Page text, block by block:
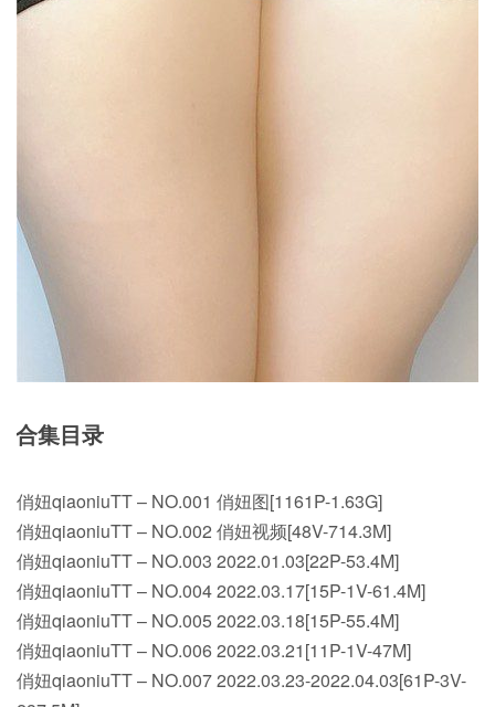
合集目录
俏妞qiaoniuTT – NO.001 俏妞图[1161P-1.63G]
俏妞qiaoniuTT – NO.002 俏妞视频[48V-714.3M]
俏妞qiaoniuTT – NO.003 2022.01.03[22P-53.4M]
俏妞qiaoniuTT – NO.004 2022.03.17[15P-1V-61.4M]
俏妞qiaoniuTT – NO.005 2022.03.18[15P-55.4M]
俏妞qiaoniuTT – NO.006 2022.03.21[11P-1V-47M]
俏妞qiaoniuTT – NO.007 2022.03.23-2022.04.03[61P-3V-